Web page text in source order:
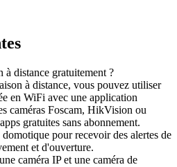
à distance gratuitement ?
à distance, vous pouvez utiliser
en WiFi avec une application
caméras Foscam, HikVision ou
gratuites sans abonnement.
pour recevoir des alertes de
et d'ouverture.
caméra IP et une caméra de